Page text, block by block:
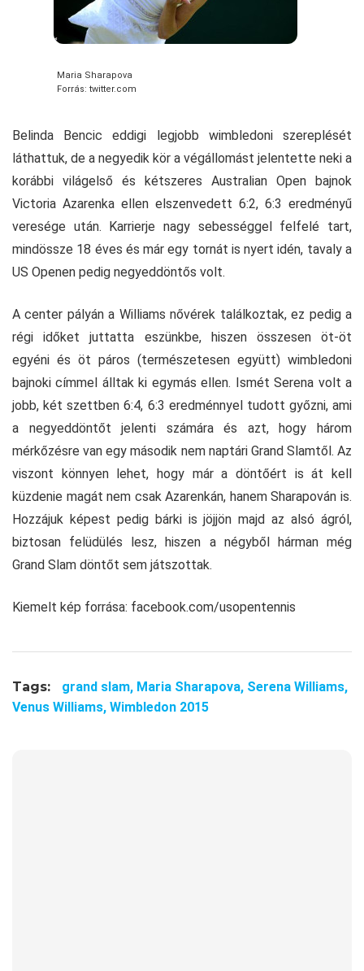
Maria Sharapova
Forrás: twitter.com
Belinda Bencic eddigi legjobb wimbledoni szereplését
láthattuk, de a negyedik kör a végállomást jelentette neki a
korábbi világelső és kétszeres Australian Open bajnok
Victoria Azarenka ellen elszenvedett 6:2, 6:3 eredményű
veresége után. Karrierje nagy sebességgel felfelé tart,
mindössze 18 éves és már egy tornát is nyert idén, tavaly a
US Openen pedig negyeddöntős volt.
A center pályán a Williams nővérek találkoztak, ez pedig a
régi időket juttatta eszünkbe, hiszen összesen öt-öt
egyéni és öt páros (természetesen együtt) wimbledoni
bajnoki címmel álltak ki egymás ellen. Ismét Serena volt a
jobb, két szettben 6:4, 6:3 eredménnyel tudott győzni, ami
a negyeddöntőt jelenti számára és azt, hogy három
mérkőzésre van egy második nem naptári Grand Slamtől. Az
viszont könnyen lehet, hogy már a döntőért is át kell
küzdenie magát nem csak Azarenkán, hanem Sharapován is.
Hozzájuk képest pedig bárki is jöjjön majd az alsó ágról,
biztosan felüdülés lesz, hiszen a négyből hárman még
Grand Slam döntőt sem játszottak.
Kiemelt kép forrása: facebook.com/usopentennis
Tags: grand slam, Maria Sharapova, Serena Williams,
Venus Williams, Wimbledon 2015